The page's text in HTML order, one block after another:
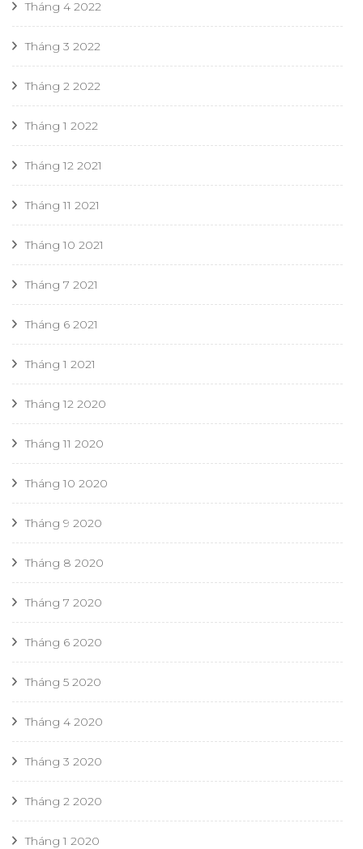
Tháng 4 2022
Tháng 3 2022
Tháng 2 2022
Tháng 1 2022
Tháng 12 2021
Tháng 11 2021
Tháng 10 2021
Tháng 7 2021
Tháng 6 2021
Tháng 1 2021
Tháng 12 2020
Tháng 11 2020
Tháng 10 2020
Tháng 9 2020
Tháng 8 2020
Tháng 7 2020
Tháng 6 2020
Tháng 5 2020
Tháng 4 2020
Tháng 3 2020
Tháng 2 2020
Tháng 1 2020